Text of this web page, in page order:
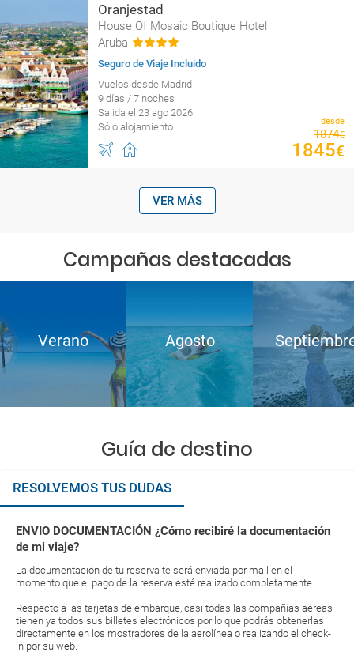
Oranjestad
House Of Mosaic Boutique Hotel
Aruba
Seguro de Viaje Incluido
Vuelos desde Madrid
9 días / 7 noches
Salida el 23 ago 2026
Sólo alojamiento
desde
1874€
1845€
VER MÁS
Campañas destacadas
Verano Agosto
Guía de destino
RESOLVEMOS TUS DUDAS
ENVIO DOCUMENTACIÓN ¿Cómo recibiré la documentación
de mi viaje?
La documentación de tu reserva te será enviada por mail en el
momento que el pago de la reserva esté realizado completamente.
Respecto a las tarjetas de embarque, casi todas las compañías aéreas
tienen ya todos sus billetes electrónicos por lo que podrás obtenerlas
directamente en los mostradores de la aerolínea o realizando el check-
in por su web.